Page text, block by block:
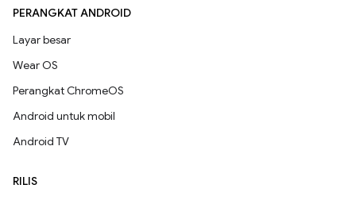
PERANGKAT ANDROID
Layar besar
Wear OS
Perangkat ChromeOS
Android untuk mobil
Android TV
RILIS